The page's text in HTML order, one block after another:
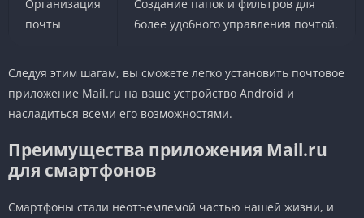
Организация
почты
Создание папок и фильтров для
более удобного управления почтой.
Следуя этим шагам, вы сможете легко установить почтовое
приложение Mail.ru на ваше устройство Android и
насладиться всеми его возможностями.
Преимущества приложения Mail.ru
для смартфонов
Смартфоны стали неотъемлемой частью нашей жизни, и